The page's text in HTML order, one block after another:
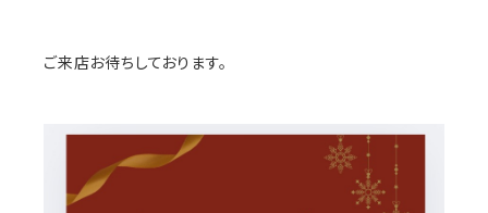
ご来店お待ちしております。